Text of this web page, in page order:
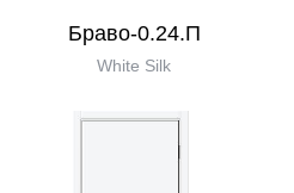
Браво-0.24.П
White Silk